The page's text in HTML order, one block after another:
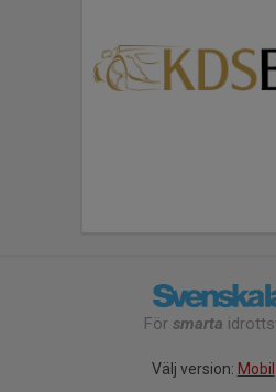
För smarta
Välj version: Mobil